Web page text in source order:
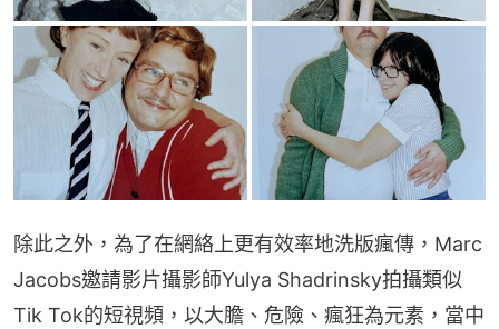
除此之外，為了在網絡上更有效率地洗版瘋傳，Marc
Jacobs邀請影片攝影師Yulya Shadrinsky拍攝類似
Tik Tok的短視頻，以大膽、危險、瘋狂為元素，當中